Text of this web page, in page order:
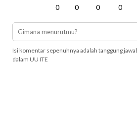
0 0 0 0
Isi komentar sepenuhnya adalah tanggung
dalam UU ITE